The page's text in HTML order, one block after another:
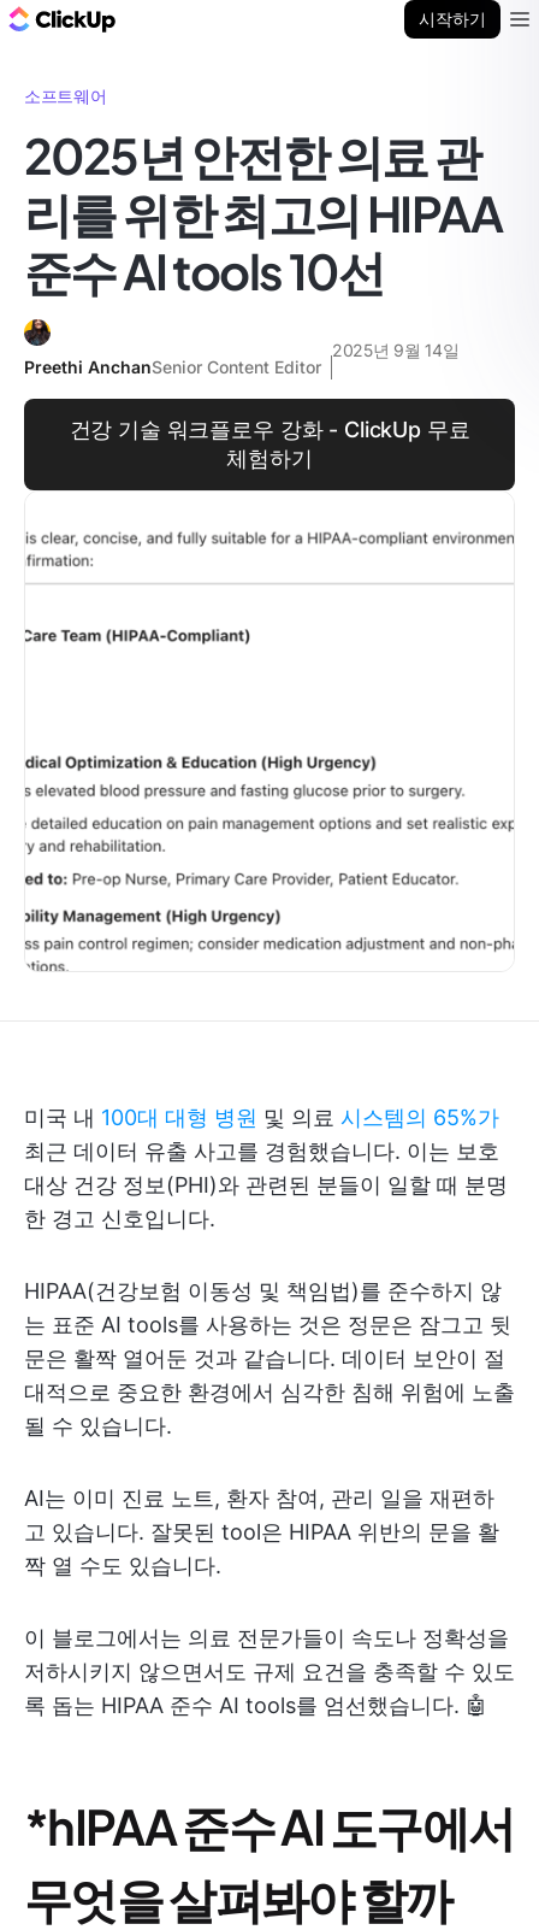
시작하기
소프트웨어
2025년 안전한 의료 관
리를 위한 최고의 HIPAA
준수 AI tools 10선
Preethi AnchanSenior Content Editor
2025년 9월 14일
건강 기술 워크플로우 강화 - ClickUp 무료
체험하기
미국 내 100대 대형 병원 및 의료 시스템의 65%가
최근 데이터 유출 사고를 경험했습니다. 이는 보호
대상 건강 정보(PHI)와 관련된 분들이 일할 때 분명
한 경고 신호입니다.
HIPAA(건강보험 이동성 및 책임법)를 준수하지 않
는 표준 AI tools를 사용하는 것은 정문은 잠그고 뒷
문은 활짝 열어둔 것과 같습니다. 데이터 보안이 절
대적으로 중요한 환경에서 심각한 침해 위험에 노출
될 수 있습니다.
AI는 이미 진료 노트, 환자 참여, 관리 일을 재편하
고 있습니다. 잘못된 tool은 HIPAA 위반의 문을 활
짝 열 수도 있습니다.
이 블로그에서는 의료 전문가들이 속도나 정확성을
저하시키지 않으면서도 규제 요건을 충족할 수 있도
록 돕는 HIPAA 준수 AI tools를 엄선했습니다. 🤖
*hIPAA 준수 AI 도구에서
무엇을 살펴봐야 할까